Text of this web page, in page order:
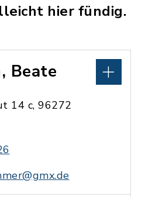
hier fündig.
Beate
14 c, 96272